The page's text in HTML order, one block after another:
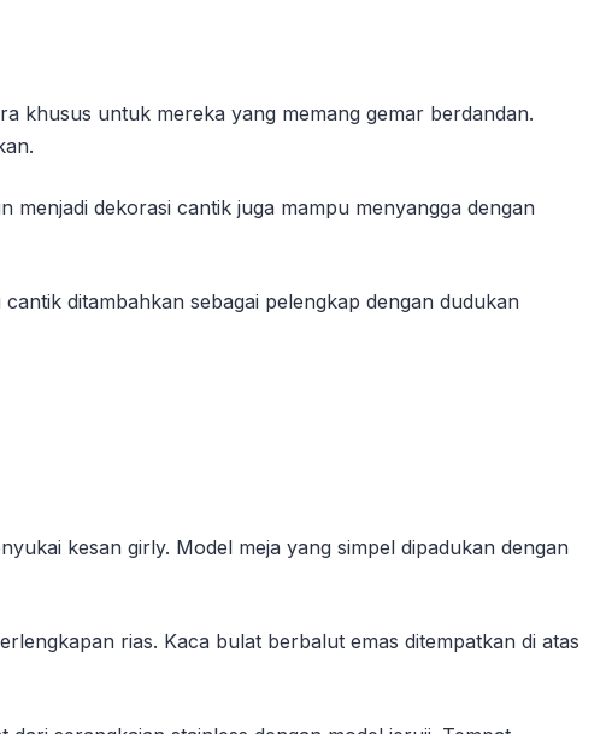
khusus untuk mereka yang memang gemar berdandan.
menjadi dekorasi cantik juga mampu menyangga dengan
ditambahkan sebagai pelengkap dengan dudukan
kesan girly. Model meja yang simpel dipadukan dengan
rias. Kaca bulat berbalut emas ditempatkan di atas